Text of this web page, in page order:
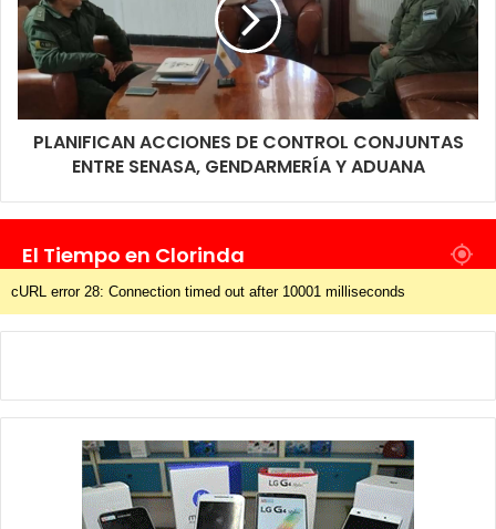
PLANIFICAN ACCIONES DE CONTROL CONJUNTAS
ENTRE SENASA, GENDARMERÍA Y ADUANA
El Tiempo en Clorinda
cURL error 28: Connection timed out after 10001 milliseconds